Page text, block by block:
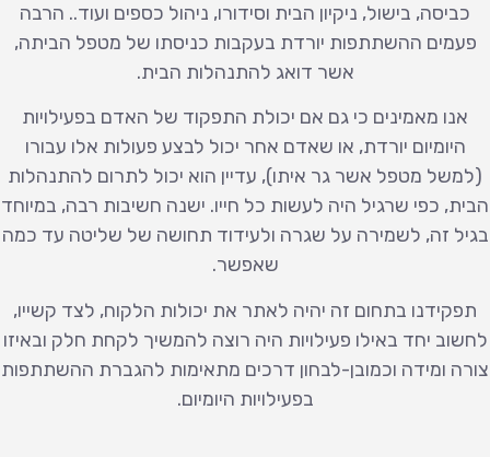
כביסה, בישול, ניקיון הבית וסידורו, ניהול כספים ועוד.. הרבה
פעמים ההשתתפות יורדת בעקבות כניסתו של מטפל הביתה,
אשר דואג להתנהלות הבית.
אנו מאמינים כי גם אם יכולת התפקוד של האדם בפעילויות
היומיום יורדת, או שאדם אחר יכול לבצע פעולות אלו עבורו
(למשל מטפל אשר גר איתו), עדיין הוא יכול לתרום להתנהלות
הבית, כפי שרגיל היה לעשות כל חייו. ישנה חשיבות רבה, במיוחד
בגיל זה, לשמירה על שגרה ולעידוד תחושה של שליטה עד כמה
שאפשר.
תפקידנו בתחום זה יהיה לאתר את יכולות הלקוח, לצד קשייו,
לחשוב יחד באילו פעילויות היה רוצה להמשיך לקחת חלק ובאיזו
צורה ומידה וכמובן-לבחון דרכים מתאימות להגברת ההשתתפות
בפעילויות היומיום.